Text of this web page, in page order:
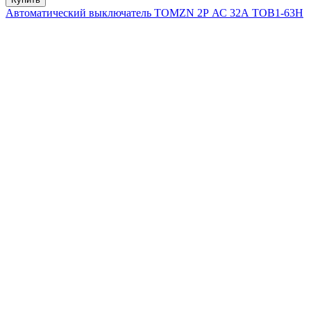
Автоматический выключатель TOMZN 2Р АС 32А TOB1-63H